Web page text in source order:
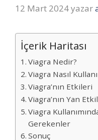
12 Mart 2024yazar
İçerik Haritası
Viagra Nedir?
Viagra Nasıl
Viagra’nın Etkileri
Viagra’nın Yan
Viagra
Gerekenler
Sonuç